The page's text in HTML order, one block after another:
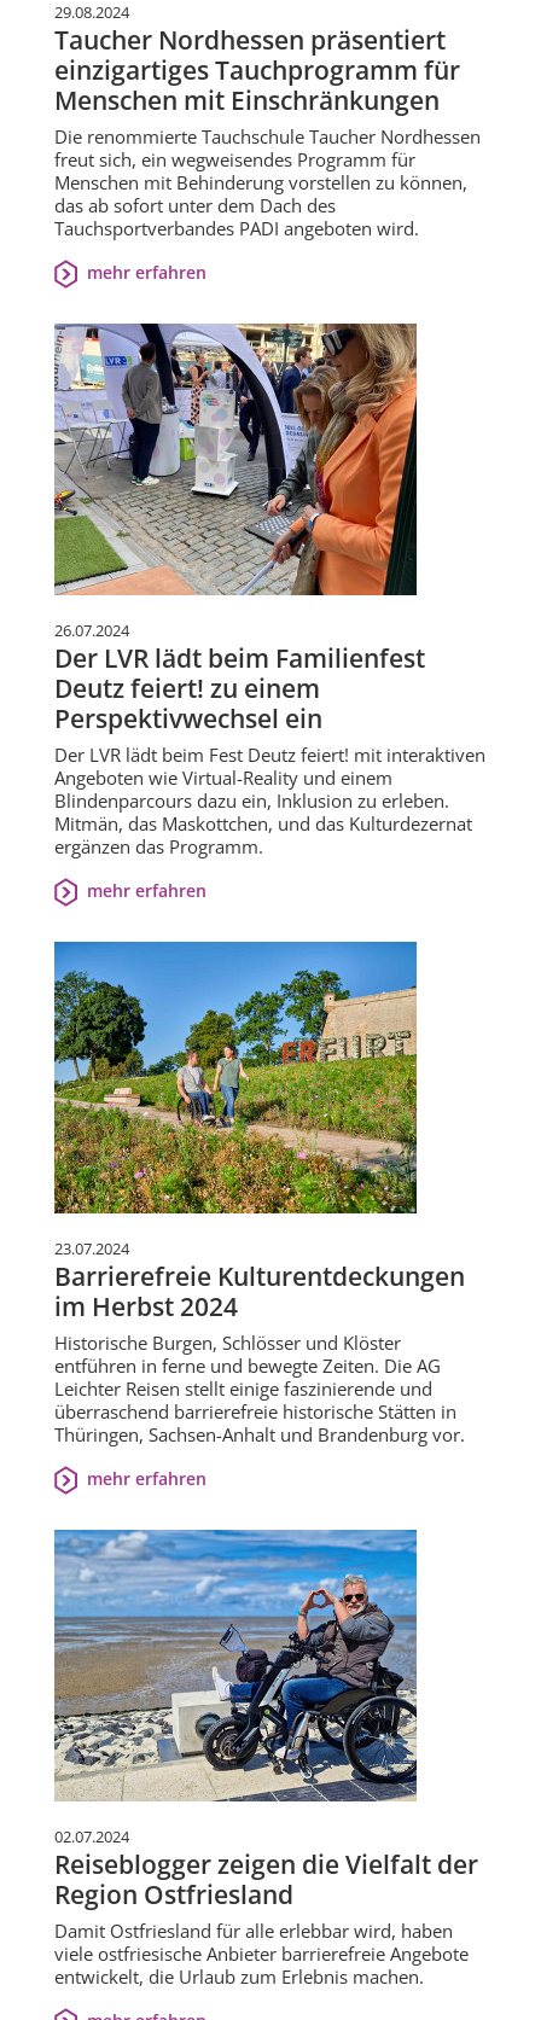
29.08.2024
Taucher Nordhessen präsentiert
einzigartiges Tauchprogramm für
Menschen mit Einschränkungen
Die renommierte Tauchschule Taucher Nordhessen
freut sich, ein wegweisendes Programm für
Menschen mit Behinderung vorstellen zu können,
das ab sofort unter dem Dach des
Tauchsportverbandes PADI angeboten wird.
mehr erfahren
26.07.2024
Der LVR lädt beim Familienfest
Deutz feiert! zu einem
Perspektivwechsel ein
Der LVR lädt beim Fest Deutz feiert! mit interaktiven
Angeboten wie Virtual-Reality und einem
Blindenparcours dazu ein, Inklusion zu erleben.
Mitmän, das Maskottchen, und das Kulturdezernat
ergänzen das Programm.
mehr erfahren
23.07.2024
Barrierefreie Kulturentdeckungen
im Herbst 2024
Historische Burgen, Schlösser und Klöster
entführen in ferne und bewegte Zeiten. Die AG
Leichter Reisen stellt einige faszinierende und
überraschend barrierefreie historische Stätten in
Thüringen, Sachsen-Anhalt und Brandenburg vor.
mehr erfahren
02.07.2024
Reiseblogger zeigen die Vielfalt der
Region Ostfriesland
Damit Ostfriesland für alle erlebbar wird, haben
viele ostfriesische Anbieter barrierefreie Angebote
entwickelt, die Urlaub zum Erlebnis machen.